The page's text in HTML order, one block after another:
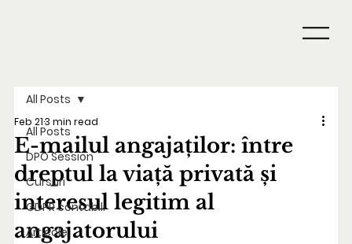
All Posts
DPO Session
Cursuri
GDPR contabili
Articole
All Posts
E-mailul angajaților: între
dreptul la viață privată și
interesul legitim al
angajatorului
Feb 213 min read